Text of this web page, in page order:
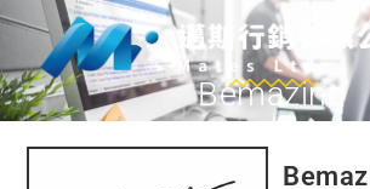
Bemazing